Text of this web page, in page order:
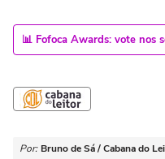
📊 Fofoca Awards: vote nos
Por: Bruno de Sá / Cabana do